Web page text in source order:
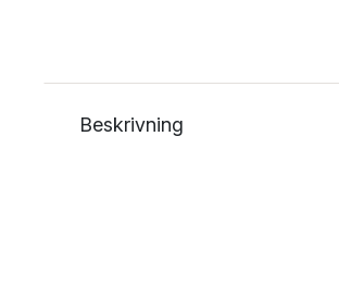
Beskrivning